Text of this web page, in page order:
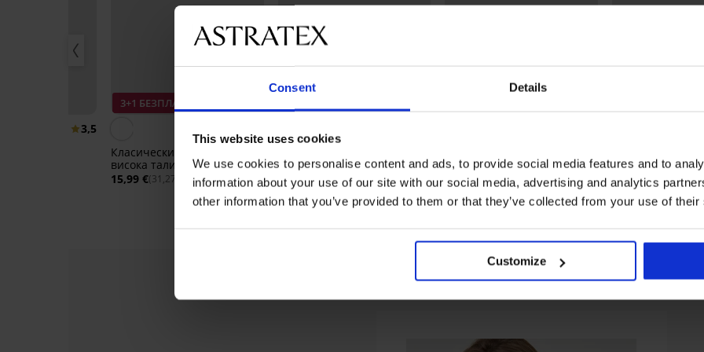
Consent Details
This website uses cookies
We use cookies to personalise content and ads, to provide social media features and to
information about your use of our site with our social media, advertising and analytics
other information that you’ve provided to them or that they’ve collected from your use of
Customize
3,5
3+1 БЕЗПЛАТНО
Класически бикини Mona с
висока талия
15,99 €(31,27 лв.)
15,99 €(31,27 лв.)
памучни
15,99 € (31,27 лв.)
14,69 €(28,73 лв.)
От същата колекция